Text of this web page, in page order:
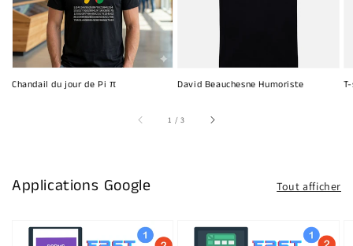
Chandail du jour de Pi π David Beauchesne Humoriste
1 /sur
3
Applications Google Tout afficher